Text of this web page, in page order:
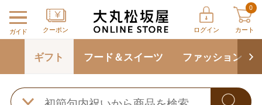
ガイド クーポン ログイン
0
カート
ギフト フード＆スイーツ ファッション